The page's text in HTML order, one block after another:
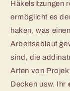
Häkelsitzungen
ermöglicht es
haken, was
Arbeitsablauf
sind, die
Arten von
Decken usw. Ihr